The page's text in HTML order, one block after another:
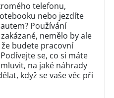
telefonu,
nebo jezdíte
Používání
nemělo by ale
budete pracovní
se, co si máte
na jaké náhrady
když se vaše věc při